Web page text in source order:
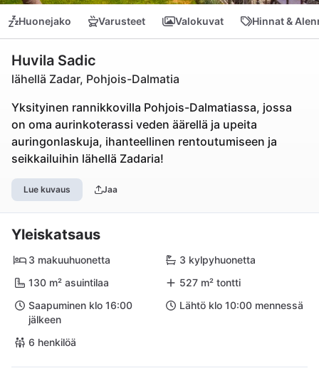
Huonejako Varusteet Valokuvat Hinnat &
Huvila Sadic
lähellä Zadar, Pohjois-Dalmatia
Yksityinen rannikkovilla Pohjois-Dalmatiassa, jossa
on oma aurinkoterassi veden äärellä ja upeita
auringonlaskuja, ihanteellinen rentoutumiseen ja
seikkailuihin lähellä Zadaria!
Lue kuvaus Jaa
Yleiskatsaus
3 makuuhuonetta
3 kylpyhuonetta
130 m² asuintilaa
527 m² tontti
Saapuminen klo 16:00
jälkeen
Lähtö klo 10:00 mennessä
6 henkilöä